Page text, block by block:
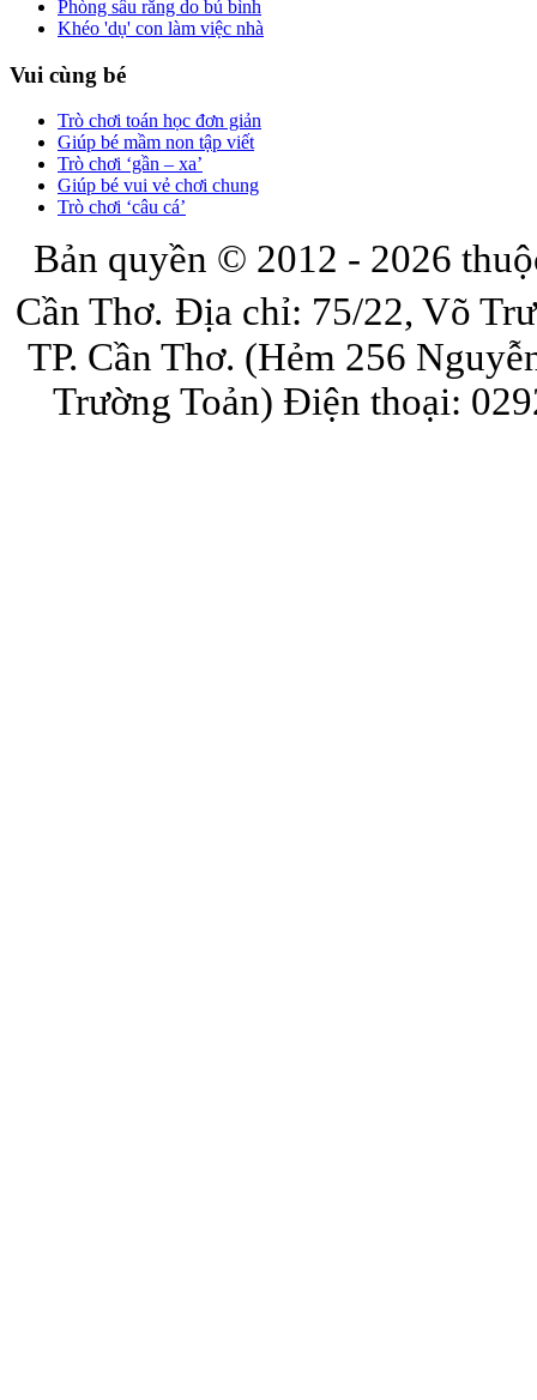
Phòng sâu răng do bú bình
Khéo 'dụ' con làm việc nhà
Vui cùng bé
Trò chơi toán học đơn giản
Giúp bé mầm non tập viết
Trò chơi ‘gần – xa’
Giúp bé vui vẻ chơi chung
Trò chơi ‘câu cá’
Bản quyền © 2012 - 2026
Cần Thơ. Địa chỉ: 75/22, Võ
TP. Cần Thơ. (Hẻm 256
Trường Toản) Điện thoại: